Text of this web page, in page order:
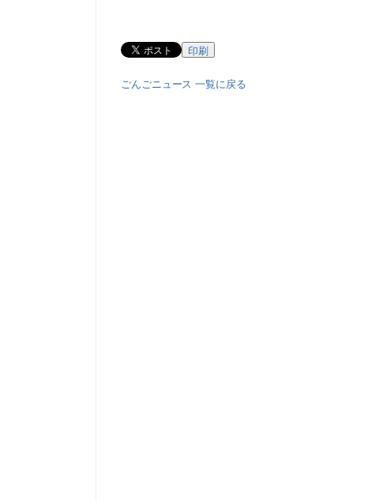
印刷
ごんごニュース 一覧に戻る